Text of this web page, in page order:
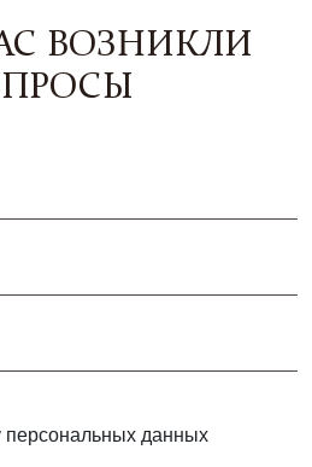
ВОЗНИКЛИ
персональных данных